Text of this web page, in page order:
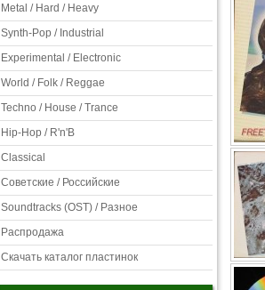
Metal / Hard / Heavy
Synth-Pop / Industrial
Experimental / Electronic
World / Folk / Reggae
Techno / House / Trance
Hip-Hop / R'n'B
Classical
Советские / Российские
Soundtracks (OST) / Разное
Распродажа
Скачать каталог пластинок